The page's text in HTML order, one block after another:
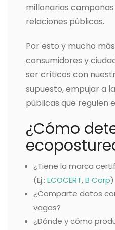
millonarias
relaciones públicas.
Por esto y mucho
consumidores y
ser críticos con
supuesto, empujar a
públicas que regulen
¿Cómo
¿Tiene la marca
(Ej.: ECOCERT,B Corp)
¿Comparte datos
vagas?
¿Dónde y cómo